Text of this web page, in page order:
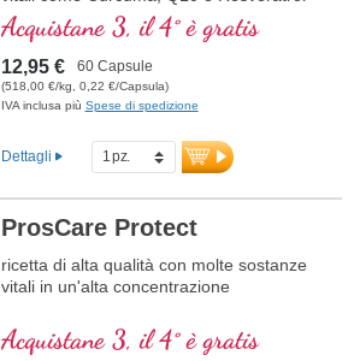
Acquistane 3, il 4° è gratis
12,95 € 60 Capsule
(518,00 €/kg, 0,22 €/Capsula)
IVA inclusa più Spese di spedizione
Dettagli
ProsCare Protect
ricetta di alta qualità con molte sostanze
vitali in un'alta concentrazione
Acquistane 3, il 4° è gratis